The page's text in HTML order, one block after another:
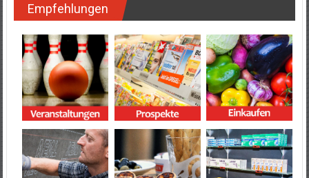
Empfehlungen